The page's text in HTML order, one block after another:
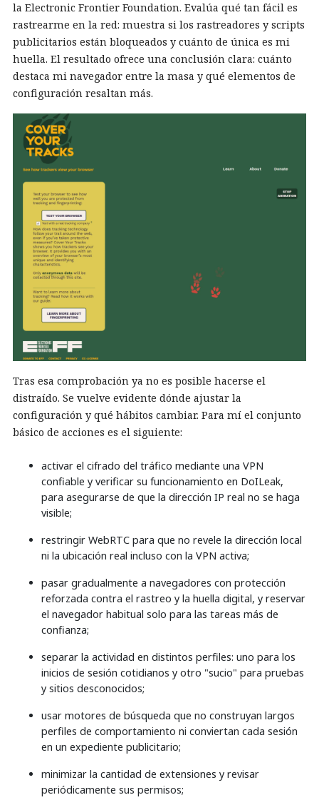
la Electronic Frontier Foundation. Evalúa qué tan fácil es
rastrearme en la red: muestra si los rastreadores y scripts
publicitarios están bloqueados y cuánto de única es mi
huella. El resultado ofrece una conclusión clara: cuánto
destaca mi navegador entre la masa y qué elementos de
configuración resaltan más.
Tras esa comprobación ya no es posible hacerse el
distraído. Se vuelve evidente dónde ajustar la
configuración y qué hábitos cambiar. Para mí el conjunto
básico de acciones es el siguiente:
activar el cifrado del tráfico mediante una VPN
confiable y verificar su funcionamiento en DoILeak,
para asegurarse de que la dirección IP real no se haga
visible;
restringir WebRTC para que no revele la dirección local
ni la ubicación real incluso con la VPN activa;
pasar gradualmente a navegadores con protección
reforzada contra el rastreo y la huella digital, y reservar
el navegador habitual solo para las tareas más de
confianza;
separar la actividad en distintos perfiles: uno para los
inicios de sesión cotidianos y otro "sucio" para pruebas
y sitios desconocidos;
usar motores de búsqueda que no construyan largos
perfiles de comportamiento ni conviertan cada sesión
en un expediente publicitario;
minimizar la cantidad de extensiones y revisar
periódicamente sus permisos;